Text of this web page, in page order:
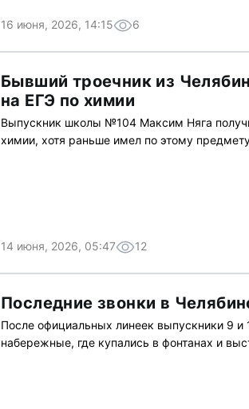
16 июня, 2026, 14:15 6
Бывший троечник из
на ЕГЭ по химии
Выпускник школы №104 Максим Няга
химии, хотя раньше имел по этому
14 июня, 2026, 05:47 12
Последние звонки в
После официальных линеек выпускники 9 и
набережные, где купались в фонтанах и